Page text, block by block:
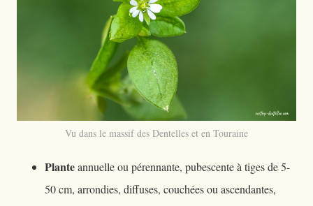
Vu dans le massif des Dentelles et en Touraine
Planteannuelle ou pérennante, pubescente à tiges de 5-
50 cm, arrondies, diffuses, couchées ou ascendantes,